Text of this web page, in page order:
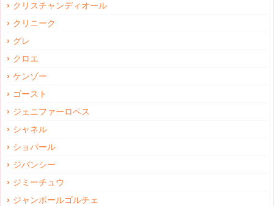
クリスチャンディオール
クリニーク
グレ
クロエ
ケンゾー
ゴースト
ジェニファーロペス
シャネル
ショパール
ジバンシー
ジミーチュウ
ジャンポールゴルチェ